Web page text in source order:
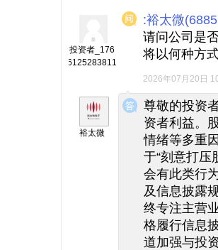
投资者_176
6125283811
:裕太微
请问公司是
将以何种方
2026年07月20日
◆
◆
裕太微
尊敬的投资
资者利益。
情绪等多重
于“刻意打压
会有此类行
及信息披露
终专注主营
格履行信息
道加强与投